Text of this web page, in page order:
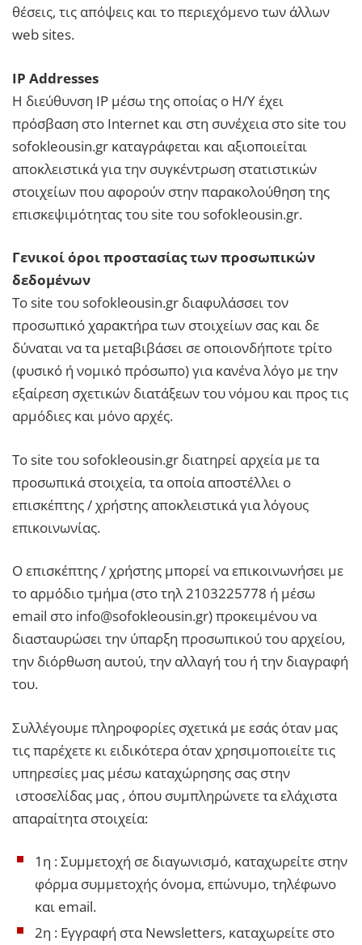
θέσεις, τις απόψεις και το περιεχόμενο των άλλων
web sites.
IP Addresses
H διεύθυνση IP μέσω της οποίας ο Η/Υ έχει
πρόσβαση στο Internet και στη συνέχεια στο site του
sofokleousin.gr καταγράφεται και αξιοποιείται
αποκλειστικά για την συγκέντρωση στατιστικών
στοιχείων που αφορούν στην παρακολούθηση της
επισκεψιμότητας του site του sofokleousin.gr.
Γενικοί όροι προστασίας των προσωπικών
δεδομένων
Το site του sofokleousin.gr διαφυλάσσει τον
προσωπικό χαρακτήρα των στοιχείων σας και δε
δύναται να τα μεταβιβάσει σε οποιονδήποτε τρίτο
(φυσικό ή νομικό πρόσωπο) για κανένα λόγο με την
εξαίρεση σχετικών διατάξεων του νόμου και προς τις
αρμόδιες και μόνο αρχές.
Το site του sofokleousin.gr διατηρεί αρχεία με τα
προσωπικά στοιχεία, τα οποία αποστέλλει ο
επισκέπτης / χρήστης αποκλειστικά για λόγους
επικοινωνίας.
Ο επισκέπτης / χρήστης μπορεί να επικοινωνήσει με
το αρμόδιο τμήμα (στο τηλ 2103225778 ή μέσω
email στο info@sofokleousin.gr) προκειμένου να
διασταυρώσει την ύπαρξη προσωπικού του αρχείου,
την διόρθωση αυτού, την αλλαγή του ή την διαγραφή
του.
Συλλέγουμε πληροφορίες σχετικά με εσάς όταν μας
τις παρέχετε κι ειδικότερα όταν χρησιμοποιείτε τις
υπηρεσίες μας μέσω καταχώρησης σας στην
ιστοσελίδας μας , όπου συμπληρώνετε τα ελάχιστα
απαραίτητα στοιχεία:
1η : Συμμετοχή σε διαγωνισμό, καταχωρείτε στην
φόρμα συμμετοχής όνομα, επώνυμο, τηλέφωνο
και email.
2η : Εγγραφή στα Newsletters, καταχωρείτε στο